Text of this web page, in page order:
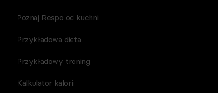
Poznaj Respo od kuchni
Przykładowa dieta
Przykładowy trening
Kalkulator kalorii